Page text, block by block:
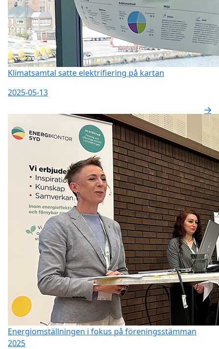
Klimatsamtal satte elektrifiering på kartan
2025-05-13
Energiomställningen i fokus på föreningsstämman
2025